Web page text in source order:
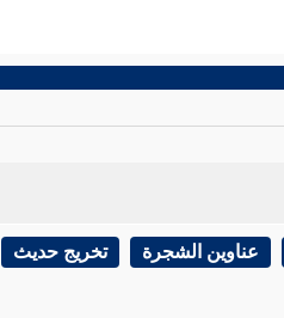
عناوين الشجرة تخريج حديث